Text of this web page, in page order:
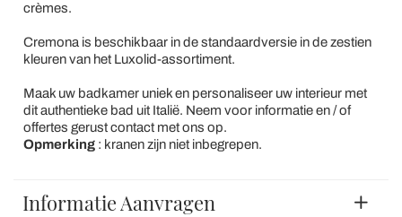
crèmes.
Cremona is beschikbaar in de standaardversie in de zestien
kleuren van het Luxolid-assortiment.
Maak uw badkamer uniek en personaliseer uw interieur met
dit authentieke bad uit Italië. Neem voor informatie en / of
offertes gerust contact met ons op.
Opmerking: kranen zijn niet inbegrepen.
Informatie Aanvragen